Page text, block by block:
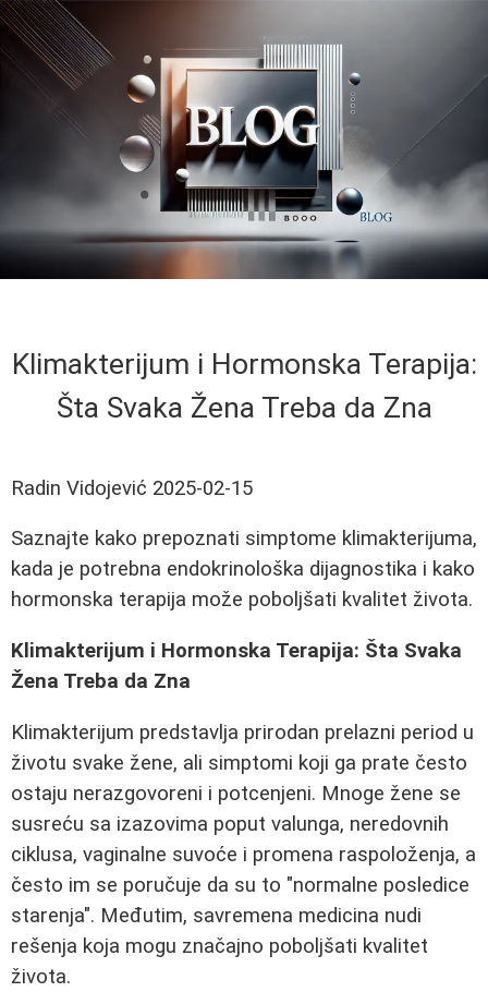
Klimakterijum i Hormonska Terapija:
Šta Svaka Žena Treba da Zna
Radin Vidojević 2025-02-15
Saznajte kako prepoznati simptome klimakterijuma,
kada je potrebna endokrinološka dijagnostika i kako
hormonska terapija može poboljšati kvalitet života.
Klimakterijum i Hormonska Terapija: Šta Svaka
Žena Treba da Zna
Klimakterijum predstavlja prirodan prelazni period u
životu svake žene, ali simptomi koji ga prate često
ostaju nerazgovoreni i potcenjeni. Mnoge žene se
susreću sa izazovima poput valunga, neredovnih
ciklusa, vaginalne suvoće i promena raspoloženja, a
često im se poručuje da su to "normalne posledice
starenja". Međutim, savremena medicina nudi
rešenja koja mogu značajno poboljšati kvalitet
života.